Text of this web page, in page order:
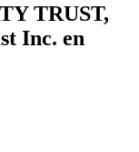
TRUST,
Inc. en